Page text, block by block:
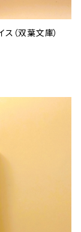
（双葉文庫）